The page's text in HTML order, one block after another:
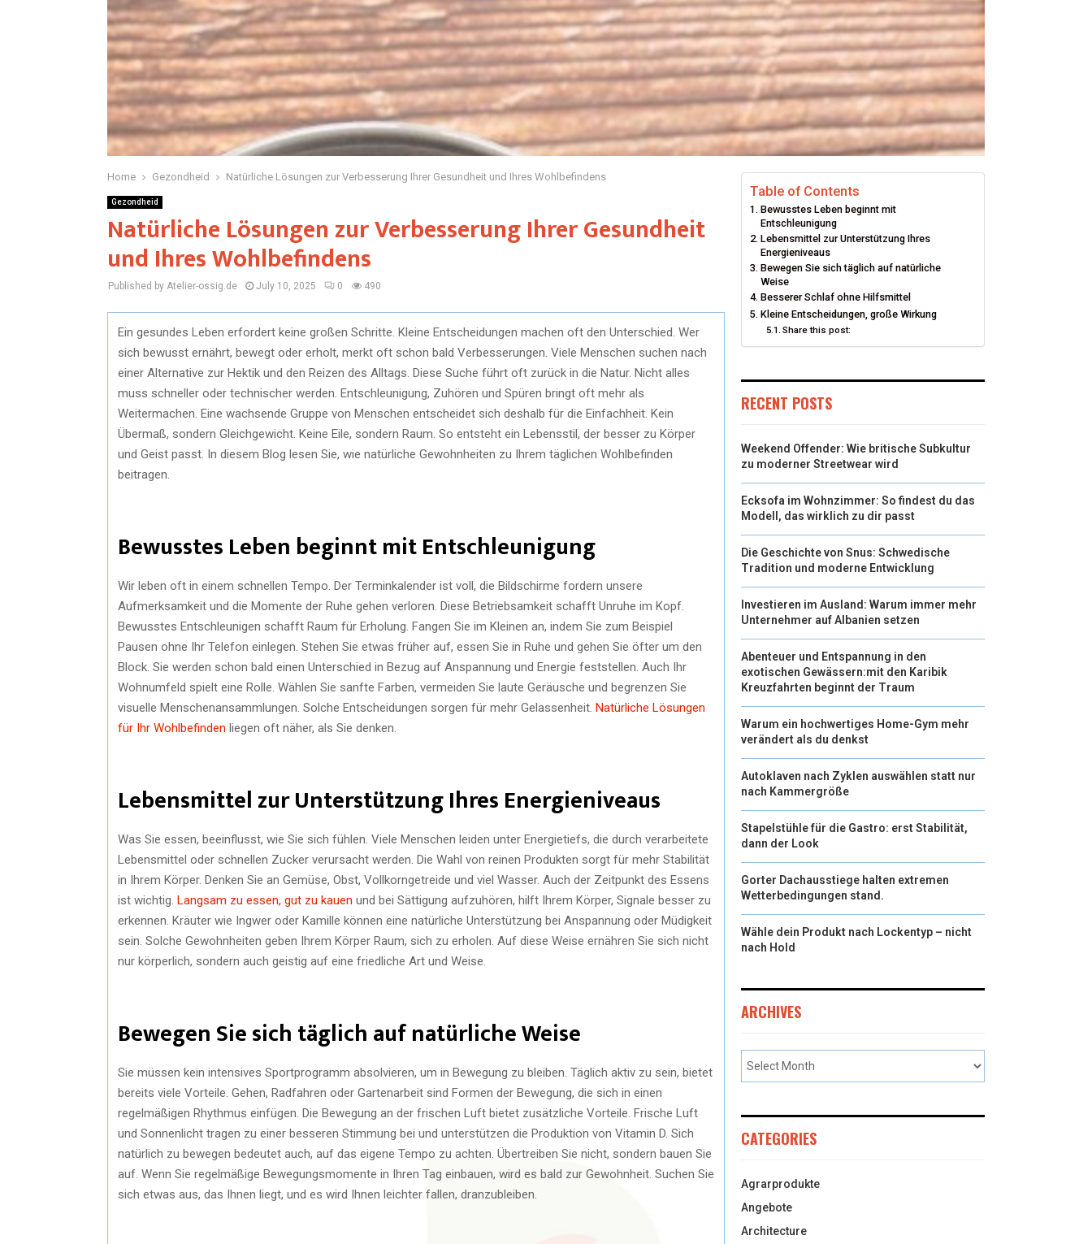
Home Gezondheid Natürliche Lösungen zur Verbesserung Ihrer Gesundheit und Ihres Wohlbefindens
Gezondheid
Natürliche Lösungen zur Verbesserung Ihrer Gesundheit
und Ihres Wohlbefindens
Published by Atelier-ossig.de July 10, 2025 0 490
Ein gesundes Leben erfordert keine großen Schritte. Kleine Entscheidungen machen oft den Unterschied. Wer
sich bewusst ernährt, bewegt oder erholt, merkt oft schon bald Verbesserungen. Viele Menschen suchen nach
einer Alternative zur Hektik und den Reizen des Alltags. Diese Suche führt oft zurück in die Natur. Nicht alles
muss schneller oder technischer werden. Entschleunigung, Zuhören und Spüren bringt oft mehr als
Weitermachen. Eine wachsende Gruppe von Menschen entscheidet sich deshalb für die Einfachheit. Kein
Übermaß, sondern Gleichgewicht. Keine Eile, sondern Raum. So entsteht ein Lebensstil, der besser zu Körper
und Geist passt. In diesem Blog lesen Sie, wie natürliche Gewohnheiten zu Ihrem täglichen Wohlbefinden
beitragen.
Bewusstes Leben beginnt mit Entschleunigung
Wir leben oft in einem schnellen Tempo. Der Terminkalender ist voll, die Bildschirme fordern unsere
Aufmerksamkeit und die Momente der Ruhe gehen verloren. Diese Betriebsamkeit schafft Unruhe im Kopf.
Bewusstes Entschleunigen schafft Raum für Erholung. Fangen Sie im Kleinen an, indem Sie zum Beispiel
Pausen ohne Ihr Telefon einlegen. Stehen Sie etwas früher auf, essen Sie in Ruhe und gehen Sie öfter um den
Block. Sie werden schon bald einen Unterschied in Bezug auf Anspannung und Energie feststellen. Auch Ihr
Wohnumfeld spielt eine Rolle. Wählen Sie sanfte Farben, vermeiden Sie laute Geräusche und begrenzen Sie
visuelle Menschenansammlungen. Solche Entscheidungen sorgen für mehr Gelassenheit. Natürliche Lösungen
für Ihr Wohlbefinden liegen oft näher, als Sie denken.
Lebensmittel zur Unterstützung Ihres Energieniveaus
Was Sie essen, beeinflusst, wie Sie sich fühlen. Viele Menschen leiden unter Energietiefs, die durch verarbeitete
Lebensmittel oder schnellen Zucker verursacht werden. Die Wahl von reinen Produkten sorgt für mehr Stabilität
in Ihrem Körper. Denken Sie an Gemüse, Obst, Vollkorngetreide und viel Wasser. Auch der Zeitpunkt des Essens
ist wichtig. Langsam zu essen, gut zu kauen und bei Sättigung aufzuhören, hilft Ihrem Körper, Signale besser zu
erkennen. Kräuter wie Ingwer oder Kamille können eine natürliche Unterstützung bei Anspannung oder Müdigkeit
sein. Solche Gewohnheiten geben Ihrem Körper Raum, sich zu erholen. Auf diese Weise ernähren Sie sich nicht
nur körperlich, sondern auch geistig auf eine friedliche Art und Weise.
Bewegen Sie sich täglich auf natürliche Weise
Sie müssen kein intensives Sportprogramm absolvieren, um in Bewegung zu bleiben. Täglich aktiv zu sein, bietet
bereits viele Vorteile. Gehen, Radfahren oder Gartenarbeit sind Formen der Bewegung, die sich in einen
regelmäßigen Rhythmus einfügen. Die Bewegung an der frischen Luft bietet zusätzliche Vorteile. Frische Luft
und Sonnenlicht tragen zu einer besseren Stimmung bei und unterstützen die Produktion von Vitamin D. Sich
natürlich zu bewegen bedeutet auch, auf das eigene Tempo zu achten. Übertreiben Sie nicht, sondern bauen Sie
auf. Wenn Sie regelmäßige Bewegungsmomente in Ihren Tag einbauen, wird es bald zur Gewohnheit. Suchen Sie
sich etwas aus, das Ihnen liegt, und es wird Ihnen leichter fallen, dranzubleiben.
Table of Contents
Bewusstes Leben beginnt mit
Entschleunigung
Lebensmittel zur Unterstützung Ihres
Energieniveaus
Bewegen Sie sich täglich auf natürliche
Weise
Besserer Schlaf ohne Hilfsmittel
Kleine Entscheidungen, große Wirkung
Share this post:
RECENT POSTS
Weekend Offender: Wie britische Subkultur
zu moderner Streetwear wird
Ecksofa im Wohnzimmer: So findest du das
Modell, das wirklich zu dir passt
Die Geschichte von Snus: Schwedische
Tradition und moderne Entwicklung
Investieren im Ausland: Warum immer mehr
Unternehmer auf Albanien setzen
Abenteuer und Entspannung in den
exotischen Gewässern:mit den Karibik
Kreuzfahrten beginnt der Traum
Warum ein hochwertiges Home-Gym mehr
verändert als du denkst
Autoklaven nach Zyklen auswählen statt nur
nach Kammergröße
Stapelstühle für die Gastro: erst Stabilität,
dann der Look
Gorter Dachausstiege halten extremen
Wetterbedingungen stand.
Wähle dein Produkt nach Lockentyp – nicht
nach Hold
ARCHIVES
CATEGORIES
Agrarprodukte
Angebote
Architecture